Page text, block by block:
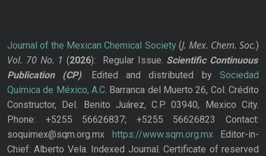
Journal of the Mexican Chemical Society(J. Mex. Chem. Soc.)
Vol. 70 No. 1 (2026): Regular Issue. Scientific Continuous
Publication
(CP). Edited and distributed bySociedad
Química de México, A.C. Barranca del Muerto 26, Col. Crédito
Constructor, Del. Benito Juárez, C.P. 03940, Mexico City.
Phone: +5255 56626837; +5255 56626823 Contact:
soquimex@sqm.org.mx https://www.sqm.org.mxEditor-in-
Chief: Alberto Vela. Indexed Journal. Certificate of reserved